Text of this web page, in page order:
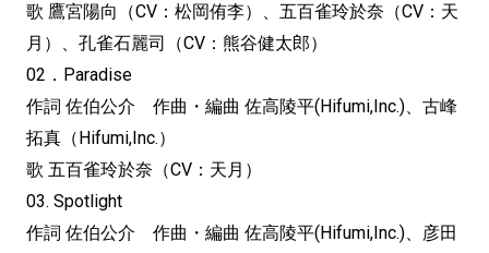
歌 鷹宮陽向（CV：松岡侑李）、五百雀玲於奈（CV：天
月）、 孔雀石麗司（CV：熊谷健太郎）
02．Paradise
作詞 佐伯公介 作曲・編曲 佐高陵平(Hifumi,Inc.)、古峰
拓真（Hifumi, Inc.）
歌 五百雀玲於奈（CV：天月）
03. Spotlight
作詞 佐伯公介 作曲・編曲 佐高陵平(Hifumi,Inc.)、彦田